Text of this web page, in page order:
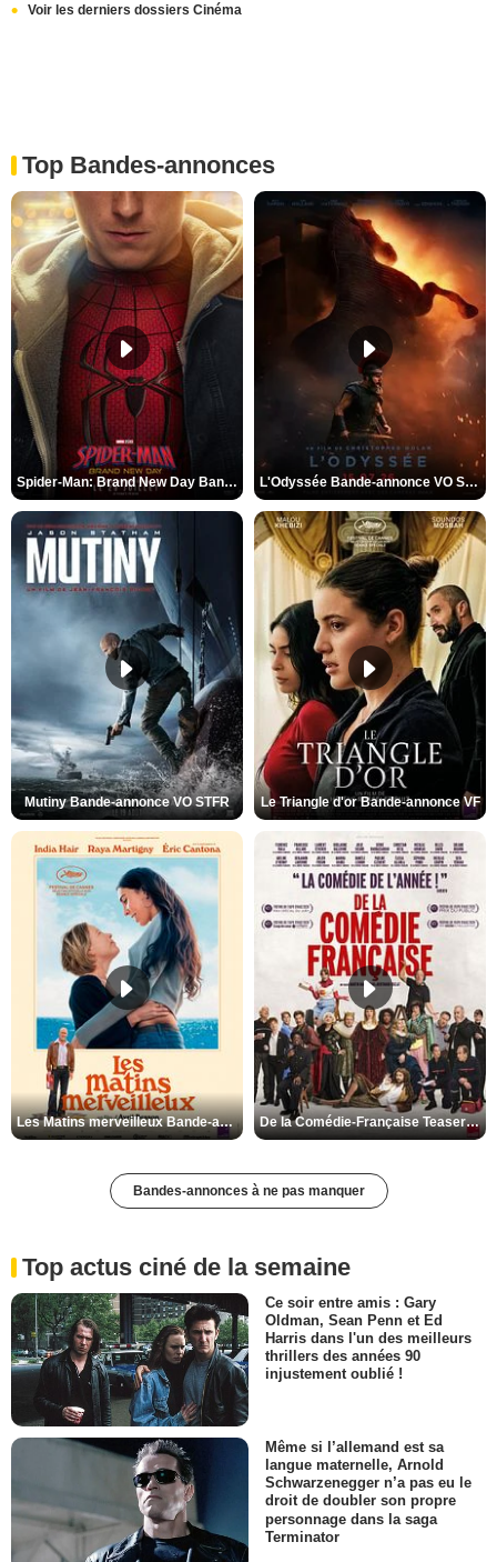
Voir les derniers dossiers Cinéma
Top Bandes-annonces
Spider-Man: Brand New Day Bande-annonce VO STFR L'Odyssée Bande-annonce VO STFR
Mutiny Bande-annonce VO STFR Le Triangle d'or Bande-annonce VF
Les Matins merveilleux Bande-annonce VF De la Comédie-Française Teaser VF
Bandes-annonces à ne pas manquer
Top actus ciné de la semaine
Ce soir entre amis : Gary
Oldman, Sean Penn et Ed
Harris dans l'un des meilleurs
thrillers des années 90
injustement oublié !
Même si l’allemand est sa
langue maternelle, Arnold
Schwarzenegger n’a pas eu le
droit de doubler son propre
personnage dans la saga
Terminator